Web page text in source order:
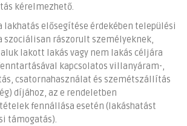
kérelmezhető.
lakhatás elősegítése érdekében települési
szociálisan rászorult személyeknek,
lakott lakás vagy nem lakás céljára
kapcsolatos villanyáram-,
csatornahasználat és szemétszállítás
díjához, az e rendeletben
fennállása esetén (lakáshatást
támogatás).